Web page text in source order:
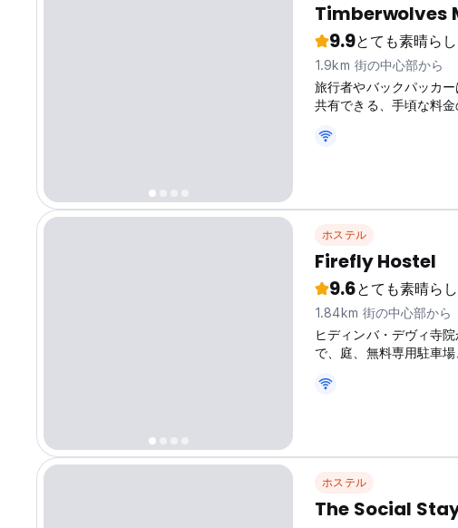
Timberwolves
9.9とても素晴ら
1.9km 街の中心部から
旅行者やバックパッカ
共有できる、手頃な料金
ホステル
Firefly Hostel
9.6とても素晴ら
1.84km 街の中心部から
ヒディンバ・デヴィ寺
で、庭、無料専用駐車
ホステル
The Social